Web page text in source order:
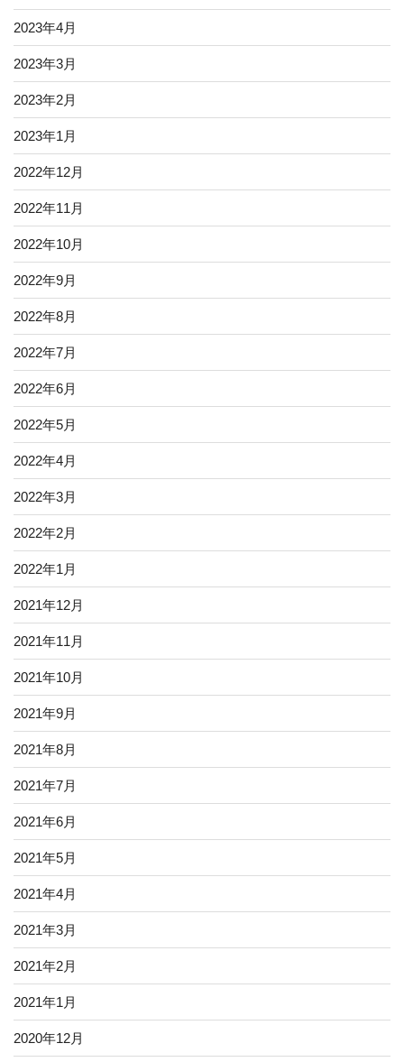
2023年4月
2023年3月
2023年2月
2023年1月
2022年12月
2022年11月
2022年10月
2022年9月
2022年8月
2022年7月
2022年6月
2022年5月
2022年4月
2022年3月
2022年2月
2022年1月
2021年12月
2021年11月
2021年10月
2021年9月
2021年8月
2021年7月
2021年6月
2021年5月
2021年4月
2021年3月
2021年2月
2021年1月
2020年12月